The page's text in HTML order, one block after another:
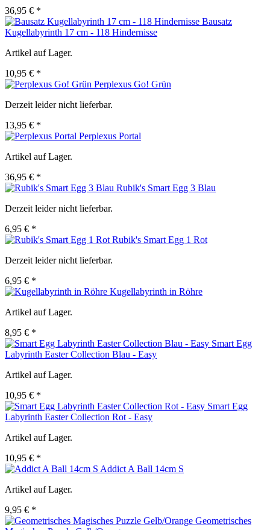
36,95 € *
Bausatz
Kugellabyrinth 17 cm - 118 Hindernisse
Artikel auf Lager.
10,95 € *
Perplexus Go! Grün
Derzeit leider nicht lieferbar.
13,95 € *
Perplexus Portal
Artikel auf Lager.
36,95 € *
Rubik's Smart Egg 3 Blau
Derzeit leider nicht lieferbar.
6,95 € *
Rubik's Smart Egg 1 Rot
Derzeit leider nicht lieferbar.
6,95 € *
Kugellabyrinth in Röhre
Artikel auf Lager.
8,95 € *
Smart Egg
Labyrinth Easter Collection Blau - Easy
Artikel auf Lager.
10,95 € *
Smart Egg
Labyrinth Easter Collection Rot - Easy
Artikel auf Lager.
10,95 € *
Addict A Ball 14cm S
Artikel auf Lager.
9,95 € *
Geometrisches